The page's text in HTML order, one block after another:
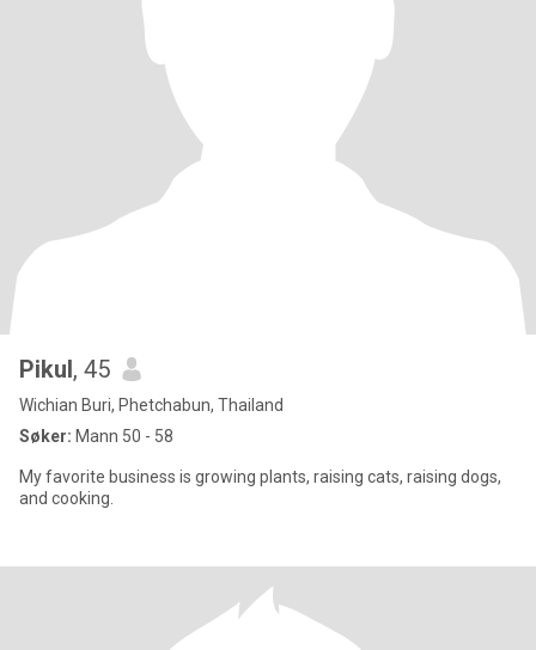
Pikul, 45
Wichian Buri, Phetchabun, Thailand
Søker: Mann 50 - 58
My favorite business is growing plants, raising cats, raising dogs,
and cooking.